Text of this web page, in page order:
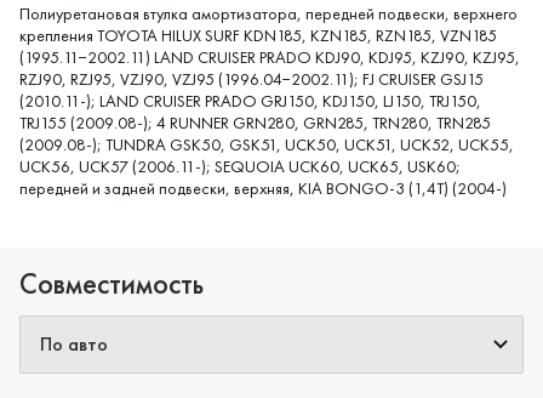
Полиуретановая втулка амортизатора, передней подвески, верхнего
крепления TOYOTA HILUX SURF KDN185, KZN185, RZN185, VZN185
(1995.11−2002.11) LAND CRUISER PRADO KDJ90, KDJ95, KZJ90, KZJ95,
RZJ90, RZJ95, VZJ90, VZJ95 (1996.04−2002.11); FJ CRUISER GSJ15
(2010.11-); LAND CRUISER PRADO GRJ150, KDJ150, LJ150, TRJ150,
TRJ155 (2009.08-); 4 RUNNER GRN280, GRN285, TRN280, TRN285
(2009.08-); TUNDRA GSK50, GSK51, UCK50, UCK51, UCK52, UCK55,
UCK56, UCK57 (2006.11-); SEQUOIA UCK60, UCK65, USK60;
передней и задней подвески, верхняя, KIA BONGO-3 (1,4T) (2004-)
Совместимость